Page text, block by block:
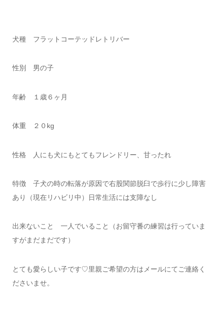
犬種 フラットコーテッドレトリバー
性別 男の子
年齢 １歳６ヶ月
体重 ２０kg
性格 人にも犬にもとてもフレンドリー、甘ったれ
特徴 子犬の時の転落が原因で右股関節脱臼で歩行に少し障害
あり（現在リハビリ中）日常生活には支障なし
出来ないこと 一人でいること（お留守番の練習は行っていま
すがまだまだです）
とても愛らしい子です♡里親ご希望の方はメールにてご連絡く
ださいませ。